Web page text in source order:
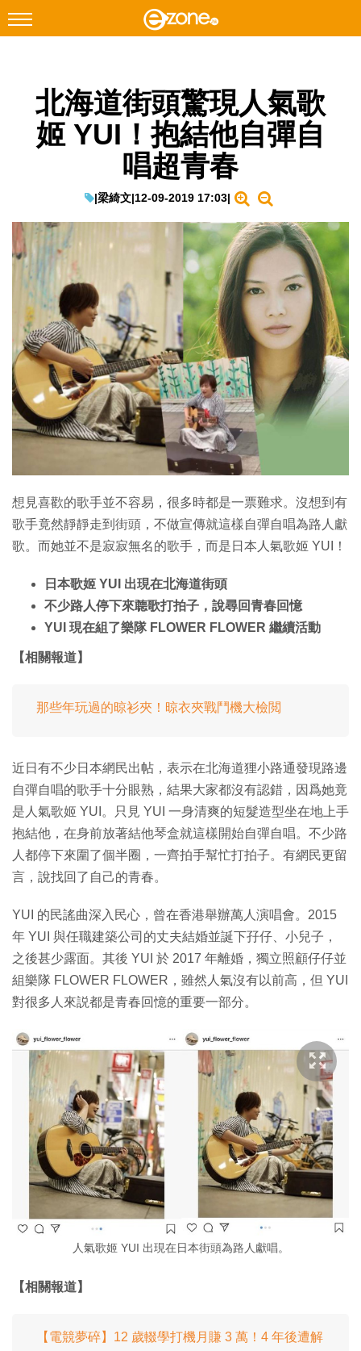
Facebook Instagram
科技焦點
教學評測
EduTech
IT Times
生成式AI與雲端應用
Enterprise Digital Transformation
特集
北海道街頭驚現人氣歌
姬 YUI！抱結他自彈自
唱超青春
|梁綺文|12-09-2019 17:03|
想見喜歡的歌手並不容易，很多時都是一票難求。沒想到有
歌手竟然靜靜走到街頭，不做宣傳就這樣自彈自唱為路人獻
歌。而她並不是寂寂無名的歌手，而是日本人氣歌姬 YUI！
日本歌姬 YUI 出現在北海道街頭
不少路人停下來聼歌打拍子，說尋回青春回憶
YUI 現在組了樂隊 FLOWER FLOWER 繼續活動
【相關報道】
那些年玩過的晾衫夾！晾衣夾戰鬥機大檢閲
近日有不少日本網民出帖，表示在北海道狸小路通發現路邊
自彈自唱的歌手十分眼熟，結果大家都沒有認錯，因爲她竟
是人氣歌姬 YUI。只見 YUI 一身清爽的短髮造型坐在地上手
抱結他，在身前放著結他琴盒就這樣開始自彈自唱。不少路
人都停下來圍了個半圈，一齊拍手幫忙打拍子。有網民更留
言，說找回了自己的青春。
YUI 的民謠曲深入民心，曾在香港舉辦萬人演唱會。2015
年 YUI 與任職建築公司的丈夫結婚並誕下孖仔、小兒子，
之後甚少露面。其後 YUI 於 2017 年離婚，獨立照顧仔仔並
組樂隊 FLOWER FLOWER，雖然人氣沒有以前高，但 YUI
對很多人來説都是青春回憶的重要一部分。
人氣歌姬 YUI 出現在日本街頭為路人獻唱。
【相關報道】
【電競夢碎】12 歲輟學打機月賺 3 萬！4 年後遭解